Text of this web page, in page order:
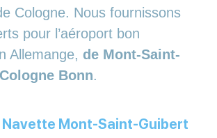
Cologne. Nous fournissons
pour l’aéroport bon
Allemange, de Mont-Saint-
Bonn.
Navette Mont-Saint-Guibert